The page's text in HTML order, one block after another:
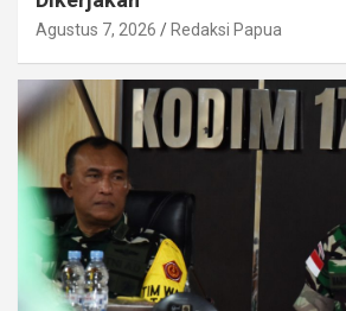
Agustus 7, 2026 Redaksi Papua